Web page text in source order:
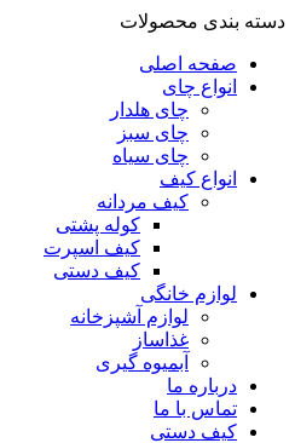
دسته بندی محصولات
صفحه اصلی
انواع چای
چای هلدار
چای سبز
چای سیاه
انواع کیف
کیف مردانه
کوله پشتی
کیف اسپرت
کیف دستی
لوازم خانگی
لوازم آشپزخانه
غذاساز
آبمیوه گیری
درباره ما
تماس با ما
کیف دستی